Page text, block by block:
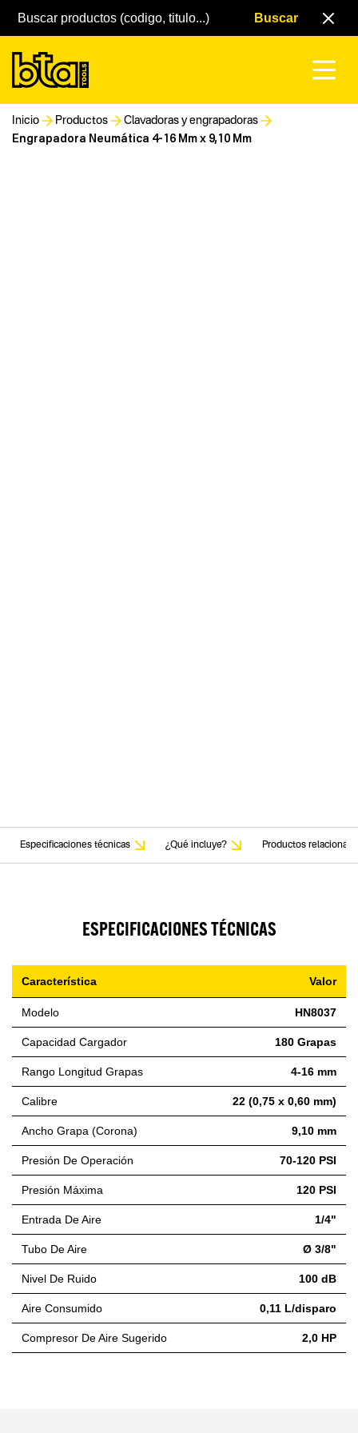
Inicio Productos Clavadoras y engrapadoras
Engrapadora Neumática 4-16 Mm x 9,10 Mm
Especificaciones técnicas ¿Qué incluye? Productos
ESPECIFICACIONES TÉCNICAS
Característica Valor
Modelo HN8037
Capacidad Cargador 180 Grapas
Rango Longitud Grapas 4-16 mm
Calibre 22 (0,75 x 0,60 mm)
Ancho Grapa (Corona) 9,10 mm
Presión De Operación 70-120 PSI
Presión Máxima 120 PSI
Entrada De Aire 1/4"
Tubo De Aire Ø 3/8"
Nivel De Ruido 100 dB
Aire Consumido 0,11 L/disparo
Compresor De Aire Sugerido 2,0 HP